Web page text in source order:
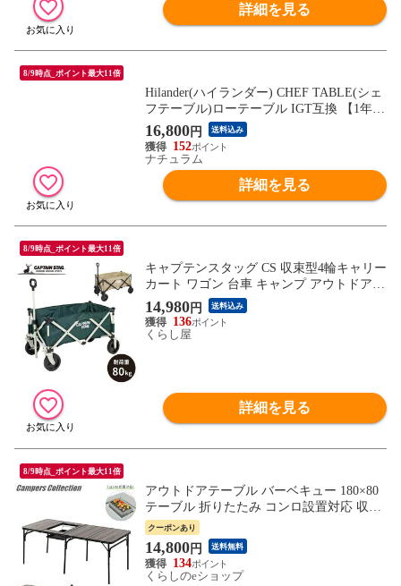
詳細を見る
8/9時点_ポイント最大11倍
Hilander(ハイランダー) CHEF TABLE(シェ
フテーブル)ローテーブル IGT互換 【1年保
証】 ダークブラウン
16,800円 送料込み
152
ナチュラム
詳細を見る
8/9時点_ポイント最大11倍
キャプテンスタッグ CS 収束型4輪キャリー
カート ワゴン 台車 キャンプ アウトドア
同梱不可//グリーン UL-1055
14,980円 送料込み
136
くらし屋
詳細を見る
8/9時点_ポイント最大11倍
アウトドアテーブル バーベキュー 180×80
テーブル 折りたたみ コンロ設置対応 収納
バッグ付き 高さ調節 BBQホリデイテーブ
ル BBT-1880 BBQホリデイテーブル 山善 Y
AMAZEN キャンパーズコレクション 【送
料無料】
クーポンあり
14,800円 送料無料
134
くらしのeショップ